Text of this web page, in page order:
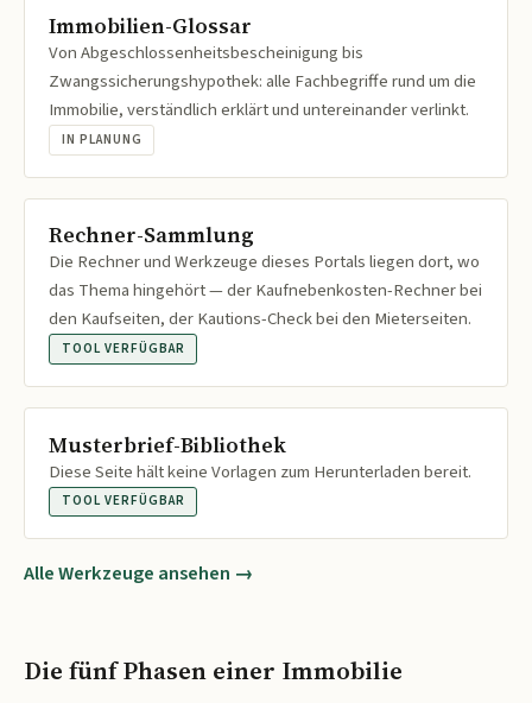
Immobilien-Glossar
Von Abgeschlossenheitsbescheinigung bis
Zwangssicherungshypothek: alle Fachbegriffe rund um die
Immobilie, verständlich erklärt und untereinander verlinkt.
IN PLANUNG
Rechner-Sammlung
Die Rechner und Werkzeuge dieses Portals liegen dort, wo
das Thema hingehört — der Kaufnebenkosten-Rechner bei
den Kaufseiten, der Kautions-Check bei den Mieterseiten.
TOOL VERFÜGBAR
Musterbrief-Bibliothek
Diese Seite hält keine Vorlagen zum Herunterladen bereit.
TOOL VERFÜGBAR
Alle Werkzeuge ansehen →
Die fünf Phasen einer Immobilie